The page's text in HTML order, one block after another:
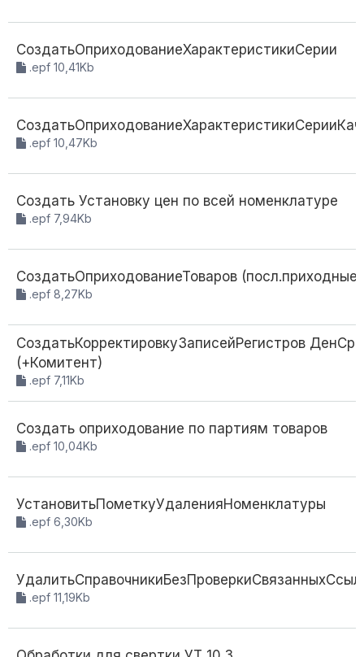
СоздатьОприходованиеХарактеристикиСерии
.epf 10,41Kb
.epf 10,47Kb
Создать Установку цен по всей номенклатуре
.epf 7,94Kb
СоздатьОприходованиеТоваров (посл.приходные
.epf 8,27Kb
СоздатьКорректировкуЗаписейРегистров
(+Комитент)
.epf 7,11Kb
Создать оприходование по партиям товаров
.epf 10,04Kb
УстановитьПометкуУдаленияНоменклатуры
.epf 6,30Kb
.epf 11,19Kb